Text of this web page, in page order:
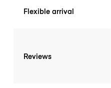
Flexible arrival
Reviews